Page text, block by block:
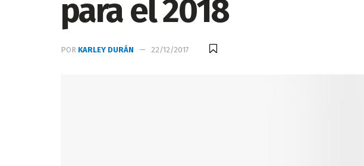
para el 2018
POR KARLEY DURÁN 22/12/2017